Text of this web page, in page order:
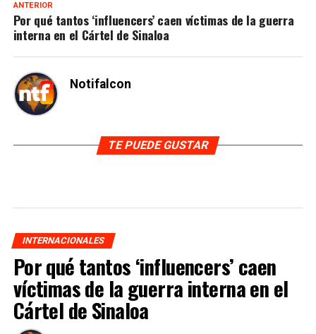
ANTERIOR
Por qué tantos ‘influencers’ caen víctimas de la guerra
interna en el Cártel de Sinaloa
Notifalcon
TE PUEDE GUSTAR
INTERNACIONALES
Por qué tantos ‘influencers’ caen
víctimas de la guerra interna en el
Cártel de Sinaloa